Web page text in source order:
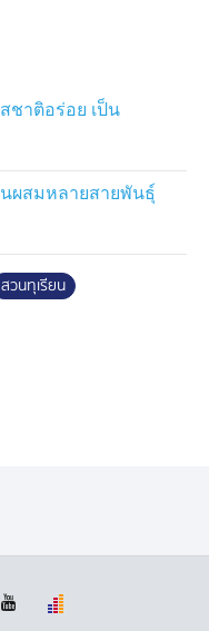
ชาติอร่อย เป็น
ผสมหลายสายพันธุ์
สวนทุเรียน